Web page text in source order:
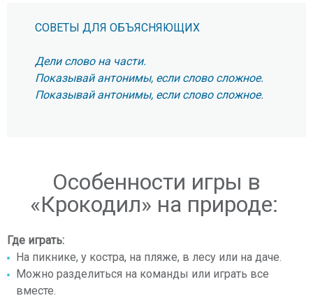
СОВЕТЫ ДЛЯ ОБЪЯСНЯЮЩИХ
Дели слово на части.
Показывай антонимы, если слово сложное.
Показывай антонимы, если слово сложное.
Особенности игры в
«Крокодил» на природе:
Где играть:
На пикнике, у костра, на пляже, в лесу или на даче.
Можно разделиться на команды или играть все
вместе.